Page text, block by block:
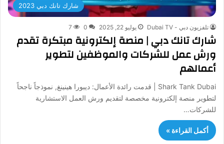
شارك تانك دبي 2023
تلفزيون دبي - Dubai TV يوليو 22, 2025 0
7
شارك تانك دبي | منصة إلكترونية مبتكرة تقدم
ورش عمل للشركات والموظفين لتطوير
أعمالهم
Shark Tank Dubai | قدمت رائدة الأعمال: ديبورا هينينغ, نموذجاً ناجحاً
لتطوير منصة إلكترونية مخصصة لتقديم ورش العمل الاستشارية
للشركات…
أكمل القراءة »